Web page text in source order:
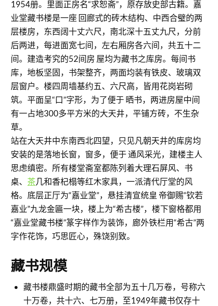
1954册。里面正房名“求恕斋”，原存放史部古籍。嘉
业堂藏书楼是一座 回廊式的砖木结构、中西合璧的两
层楼房，东西阔十丈六尺，南北深十五丈九尺，分前
后两进，每进面宽七间，左右厢房各六间，共五十二
间。建造考究的52间房 屋均为藏书之库房。每间书
库，地板坚固，书架整齐，两面均装有铁皮、玻璃双
层窗户。楼四周墙基约五、六尺高，皆用花岗岩砌
筑。平面呈“口”字形，为了便于 晒书，两进房屋中间
有一占地300多平方米的大天井，平铺方砖，不生杂
草。
站在大天井中东南西北四望，只见凡朝天井的库房均
安装的是落地长窗，窗多，便于 通风采光，建楼主人
思虑缜密。所有楼堂斋室都陈列着大理石屏风、书
桌、 茶几和香杞榻等红木家具，一派清代厅堂的风
格。底层正厅为“嘉业堂”，悬挂清宣统皇 帝御赐“钦若
嘉业”九龙金匾一块，楼上为“希古楼”，楼下窗格都用
“嘉业堂藏书楼”篆字样作为装饰，廊外铁栏用“希古”两
字作花饰，巧思匠心，殊饶别致。
藏书规模
藏书楼鼎盛时期的藏书全部为五十几万卷，号称六
十万卷，共十六、七万册，至1949年藏书仅存十